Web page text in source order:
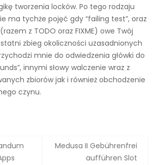
tworzenia locków. Po tego rodzaju
ma tychże pojęć gdy “failing test”, oraz
z TODO oraz FIXME) owe Twój
zbieg okoliczności uzasadnionych
mnie do odwiedzenia główki do
innymi słowy walczenie wraz z
zbiorów jak i również obchodzenie
czynu.
Medusa II Gebührenfrei
aufführen Slot